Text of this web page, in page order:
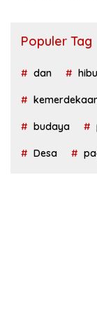
Populer Tag
dan
budaya
Desa